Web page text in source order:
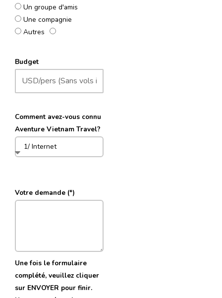
Un groupe d'amis
Une compagnie
Autres
Budget
Comment avez-vous connu
Aventure Vietnam Travel?
Votre demande (*)
Une fois le formulaire
complété, veuillez cliquer
sur ENVOYER pour finir.